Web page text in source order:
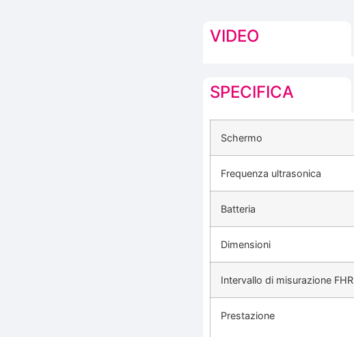
VIDEO
SPECIFICA
Schermo
Frequenza ultrasonica
Batteria
Dimensioni
Intervallo di misurazione FHR
Prestazione